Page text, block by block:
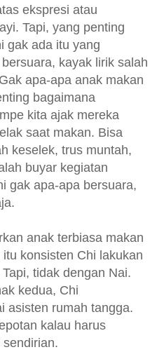
ekspresi atau
Tapi, yang penting
gak ada itu yang
kayak lirik salah
apa-apa anak makan
bagaimana
kita ajak mereka
saat makan. Bisa
keselek, trus muntah,
buyar kegiatan
gak apa-apa bersuara,
anak terbiasa makan
konsisten Chi lakukan
tidak dengan Nai.
kedua, Chi
asisten rumah tangga.
kalau harus